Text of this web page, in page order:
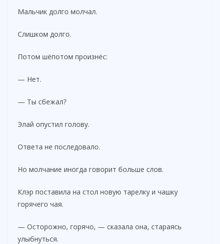
Мальчик долго молчал.
Слишком долго.
Потом шёпотом произнёс:
— Нет.
— Ты сбежал?
Элай опустил голову.
Ответа не последовало.
Но молчание иногда говорит больше слов.
Клэр поставила на стол новую тарелку и чашку
горячего чая.
— Осторожно, горячо, — сказала она, стараясь
улыбнуться.